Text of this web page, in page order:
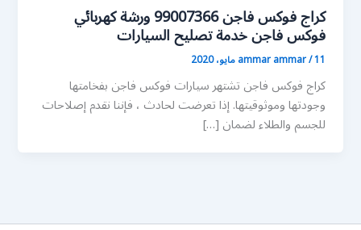
كراج فوكس فاجن 99007366 ورشة كهربائي
فوكس فاجن خدمة تصليح السيارات
ammar ammar/11 مايو، 2020
كراج فوكس فاجن تشتهر سيارات فوكس فاجن بفخامتها
وجودتها وموثوقيتها. إذا تعرضت لحادث ، فإننا نقدم إصلاحات
للجسم والطلاء لضمان […]